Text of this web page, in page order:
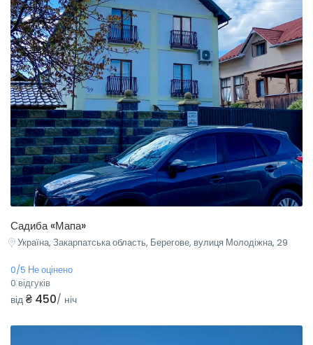
Садиба «Мапа»
Україна, Закарпатська область, Берегове, вулиця Молодіжна, 29
0/5 Не оцінено
0 відгуків
від ₴ 450/ ніч